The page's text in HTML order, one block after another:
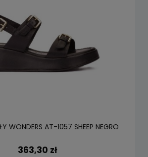
WONDERS AT-1057 SHEEP NEGRO
363,30 zł